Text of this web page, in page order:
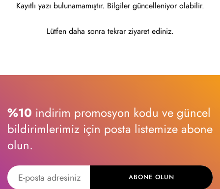
Kayıtlı yazı bulunamamıştır. Bilgiler güncelleniyor olabilir.
Lütfen daha sonra tekrar ziyaret ediniz.
%10 indirim promosyon kodu ve güncel
bildirimlerimiz için posta listemize abone
olun.
ABONE OLUN